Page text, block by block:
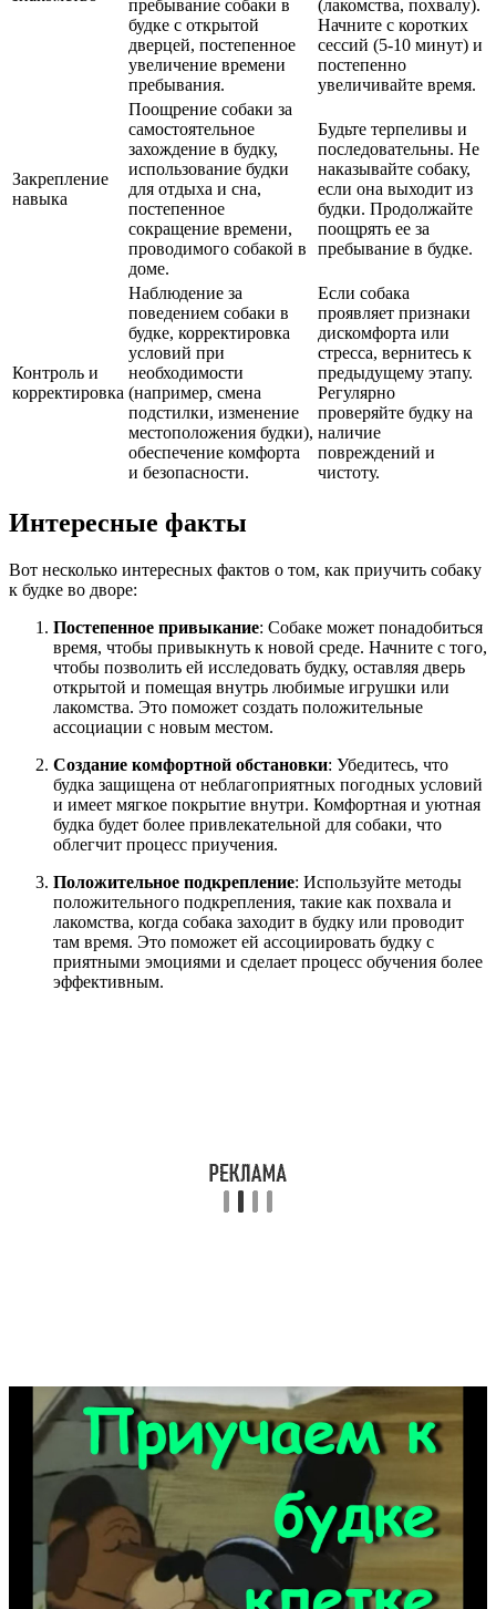
пребывание собаки в
будке с открытой
дверцей, постепенное
увеличение времени
пребывания.
(лакомства, похвалу).
Начните с коротких
сессий (5-10 минут) и
постепенно
увеличивайте время.
Закрепление
навыка
Поощрение собаки за
самостоятельное
захождение в будку,
использование будки
для отдыха и сна,
постепенное
сокращение времени,
проводимого собакой в
доме.
Будьте терпеливы и
последовательны. Не
наказывайте собаку,
если она выходит из
будки. Продолжайте
поощрять ее за
пребывание в будке.
Контроль и
корректировка
Наблюдение за
поведением собаки в
будке, корректировка
условий при
необходимости
(например, смена
подстилки, изменение
местоположения будки),
обеспечение комфорта
и безопасности.
Если собака
проявляет признаки
дискомфорта или
стресса, вернитесь к
предыдущему этапу.
Регулярно
проверяйте будку на
наличие
повреждений и
чистоту.
Интересные факты
Вот несколько интересных фактов о том, как приучить собаку
к будке во дворе:
Постепенное привыкание: Собаке может понадобиться
время, чтобы привыкнуть к новой среде. Начните с того,
чтобы позволить ей исследовать будку, оставляя дверь
открытой и помещая внутрь любимые игрушки или
лакомства. Это поможет создать положительные
ассоциации с новым местом.
Создание комфортной обстановки: Убедитесь, что
будка защищена от неблагоприятных погодных условий
и имеет мягкое покрытие внутри. Комфортная и уютная
будка будет более привлекательной для собаки, что
облегчит процесс приучения.
Положительное подкрепление: Используйте методы
положительного подкрепления, такие как похвала и
лакомства, когда собака заходит в будку или проводит
там время. Это поможет ей ассоциировать будку с
приятными эмоциями и сделает процесс обучения более
эффективным.